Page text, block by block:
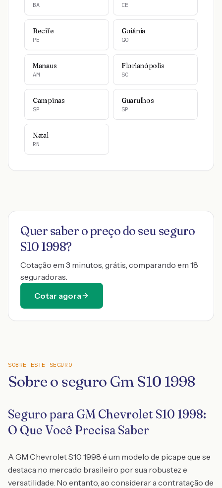
BA CE
Recife
PE
Goiânia
GO
Manaus
AM
Florianópolis
SC
Campinas
SP
Guarulhos
SP
Natal
RN
Quer saber o preço do seu seguro
S10 1998?
Cotação em 3 minutos, grátis, comparando em 18
seguradoras.
Cotar agora
SOBRE ESTE SEGURO
Sobre o seguro Gm S10 1998
Seguro para GM Chevrolet S10 1998:
O Que Você Precisa Saber
A GM Chevrolet S10 1998 é um modelo de picape que se
destaca no mercado brasileiro por sua robustez e
versatilidade. No entanto, ao considerar a contratação de